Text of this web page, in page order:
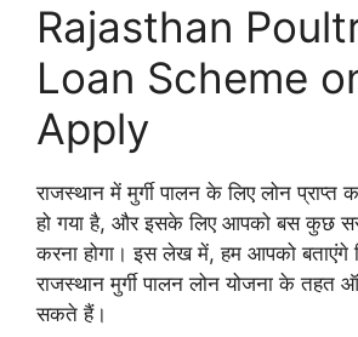
Rajasthan
Loan Scheme
Apply
राजस्थान में मुर्गी पालन के लिए लोन
हो गया है, और इसके लिए आपको बस कुछ
करना होगा। इस लेख में, हम आपको
राजस्थान मुर्गी पालन लोन योजना के
सकते हैं।